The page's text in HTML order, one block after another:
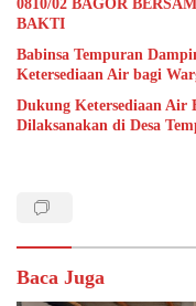
0810/02 BAGOR
BAKTI
Babinsa Tempuran
Ketersediaan Air bagi
Dukung Ketersediaan Air
Dilaksanakan di Desa
Baca Juga